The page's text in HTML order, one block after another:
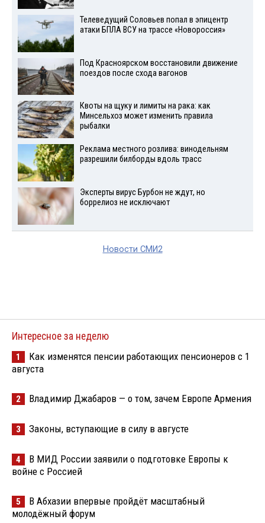
Телеведущий Соловьев попал в эпицентр
атаки БПЛА ВСУ на трассе «Новороссия»
Под Красноярском восстановили движение
поездов после схода вагонов
Квоты на щуку и лимиты на рака: как
Минсельхоз может изменить правила
рыбалки
Реклама местного розлива: винодельням
разрешили билборды вдоль трасс
Эксперты вирус Бурбон не ждут, но
боррелиоз не исключают
Новости СМИ2
Интересное за неделю
1
Как изменятся пенсии работающих пенсионеров с 1
августа
2 Владимир Джабаров — о том, зачем Европе Армения
3 Законы, вступающие в силу в августе
4
В МИД России заявили о подготовке Европы к
войне с Россией
5
В Абхазии впервые пройдёт масштабный
молодёжный форум